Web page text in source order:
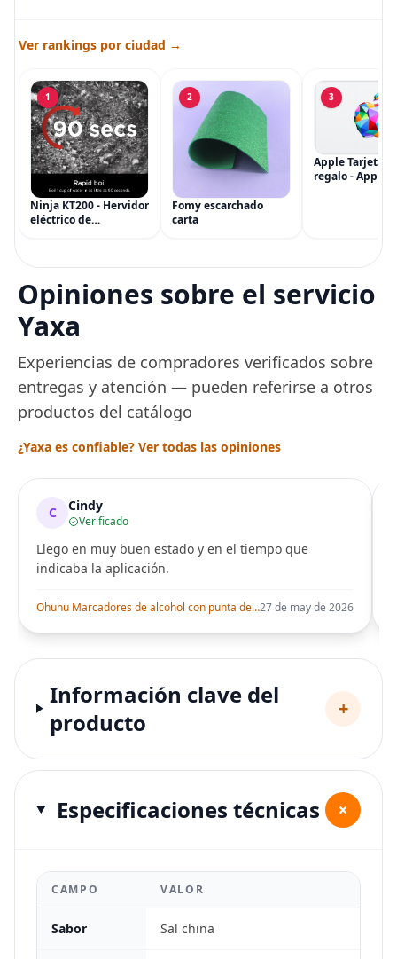
Ver rankings por ciudad →
1
Ninja KT200 - Hervidor
eléctrico de
ajuste de temperatura
de Acero
2
Fomy escarchado
carta
3
Apple Tarjeta
regalo - App
Opiniones sobre el servicio
Yaxa
Experiencias de compradores verificados sobre
entregas y atención — pueden referirse a otros
productos del catálogo
¿Yaxa es confiable? Ver todas las opiniones
C Cindy
Verificado
Llego en muy buen estado y en el tiempo que
indicaba la aplicación.
Ohuhu Marcadores de alcohol con punta de pincel – Juego de marcadores artísticos de doble punta con certificación AP para artistas adultos27 de may de 2026
Información clave del
producto
+
Especificaciones técnicas +
CAMPO VALOR
Sabor Sal china